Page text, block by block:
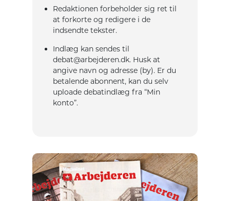
Redaktionen forbeholder sig ret til
at forkorte og redigere i de
indsendte tekster.
Indlæg kan sendes til
debat@arbejderen.dk. Husk at
angive navn og adresse (by). Er du
betalende abonnent, kan du selv
uploade debatindlæg fra “Min
konto”.